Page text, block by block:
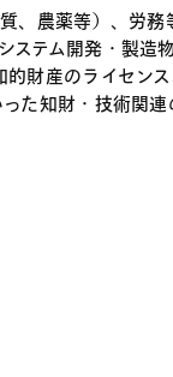
、農薬等）、労務
テム開発・製造
財産のライセン
た知財・技術関